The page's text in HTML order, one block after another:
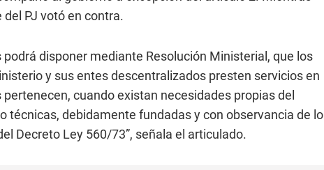
PJ votó en contra.
disponer mediante Resolución Ministerial, que los
y sus entes descentralizados presten servicios en
cuando existan necesidades propias del
técnicas, debidamente fundadas y con observancia de lo
Decreto Ley 560/73”, señala el articulado.